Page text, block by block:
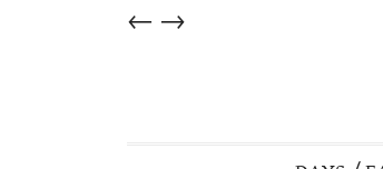
Articles
→
←